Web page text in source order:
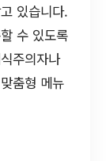
있습니다.
수 있도록
주의자나
춤형 메뉴